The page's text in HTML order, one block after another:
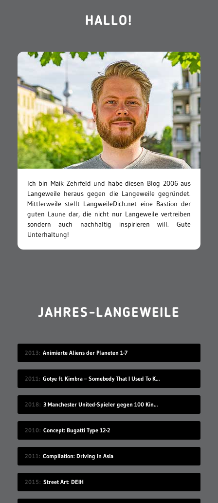
HALLO!
Ich bin Maik Zehrfeld und habe diesen Blog 2006 aus
Langeweile heraus gegen die Langeweile gegründet.
Mittlerweile stellt LangweileDich.net eine Bastion der
guten Laune dar, die nicht nur Langeweile vertreiben
sondern auch nachhaltig inspirieren will. Gute
Unterhaltung!
JAHRES-LANGEWEILE
2013 Animierte Aliens der Planeten 1-7
2011 Gotye ft. Kimbra – Somebody That I Used To Know
2018 3 Manchester United-Spieler gegen 100 Kinder
2010 Concept: Bugatti Type 12-2
2011 Compilation: Driving in Asia
2015 Street Art: DEIH